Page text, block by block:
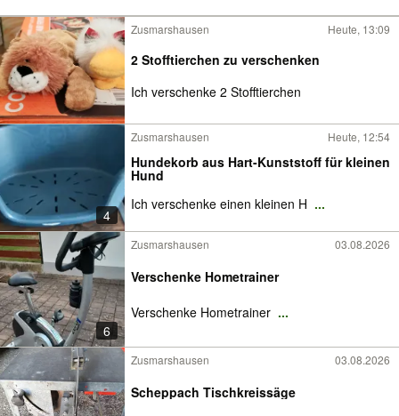
Zusmarshausen Heute, 13:09
2 Stofftierchen zu verschenken
Ich verschenke 2 Stofftierchen
4
Zusmarshausen Heute, 12:54
Hundekorb aus Hart-Kunststoff für kleinen
Hund
Ich verschenke einen kleinen H ...
6
Zusmarshausen 03.08.2026
Verschenke Hometrainer
Verschenke Hometrainer ...
Zusmarshausen 03.08.2026
Scheppach Tischkreissäge